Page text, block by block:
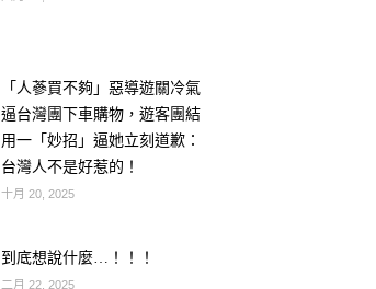
「人蔘買不夠」惡導遊關冷氣
逼台灣團下車購物，遊客團結
用一「妙招」逼她立刻道歉：
台灣人不是好惹的！
十月 20, 2025
到底想說什麼…！！！
二月 22, 2025